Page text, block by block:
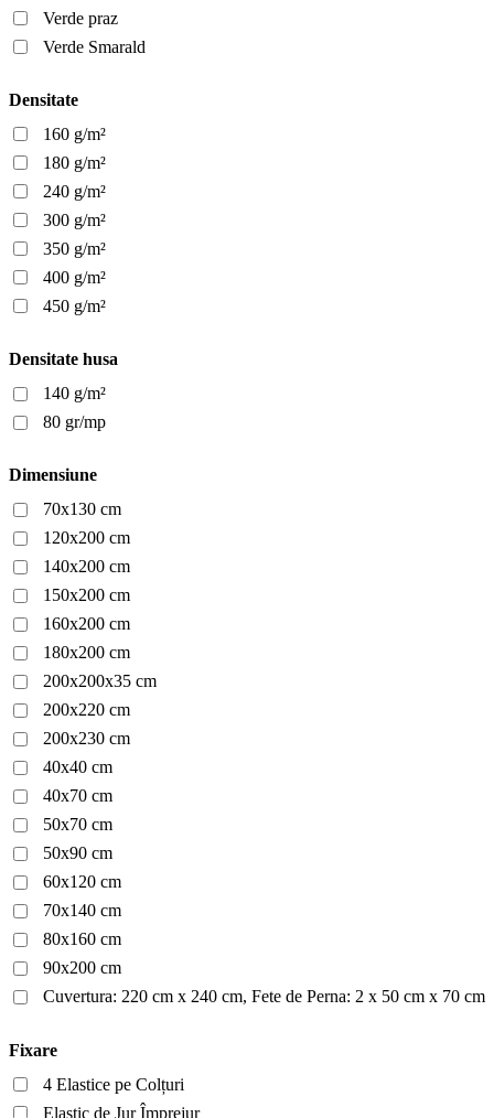
Verde praz
Verde Smarald
Densitate
160 g/m²
180 g/m²
240 g/m²
300 g/m²
350 g/m²
400 g/m²
450 g/m²
Densitate husa
140 g/m²
80 gr/mp
Dimensiune
70x130 cm
120x200 cm
140x200 cm
150x200 cm
160x200 cm
180x200 cm
200x200x35 cm
200x220 cm
200x230 cm
40x40 cm
40x70 cm
50x70 cm
50x90 cm
60x120 cm
70x140 cm
80x160 cm
90x200 cm
Cuvertura: 220 cm x 240 cm, Fete de Perna: 2 x 50 cm x 70 cm
Fixare
4 Elastice pe Colțuri
Elastic de Jur Împrejur